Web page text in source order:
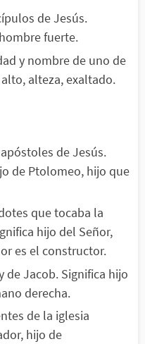
de Jesús.
fuerte.
y nombre de uno de
alteza, exaltado.
de Jesús.
de Ptolomeo, hijo que
que tocaba la
hijo del Señor,
es el constructor.
de Jacob. Significa hijo
derecha.
de la iglesia
hijo de